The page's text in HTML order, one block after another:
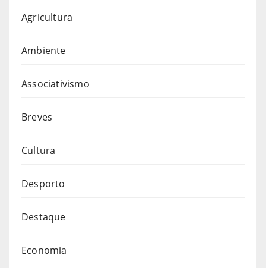
Agricultura
Ambiente
Associativismo
Breves
Cultura
Desporto
Destaque
Economia